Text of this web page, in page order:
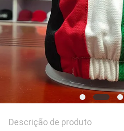
PRIVACY
POLICY
Descrição de produto